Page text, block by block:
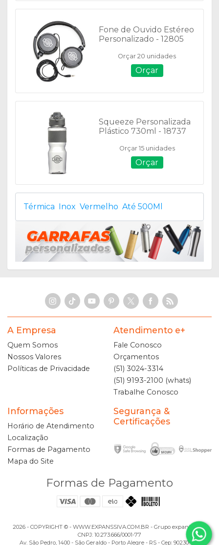
Fone de Ouvido Estéreo
Personalizado - 12805
Orçar 20 unidades
Orçar
Squeeze Personalizada
Plástico 730ml - 18737
Orçar 15 unidades
Orçar
Térmica Inox Vermelho Até 500Ml
A Empresa
Quem Somos
Nossos Valores
Políticas de Privacidade
Atendimento e+
Fale Conosco
Orçamentos
(51) 3024-3314
(51) 9193-2100 (whats)
Trabalhe Conosco
Informações
Horário de Atendimento
Localização
Formas de Pagamento
Mapa do Site
Segurança &
Certificações
Formas de Pagamento
2026 - COPYRIGHT ©️ - WWW.EXPANSSIVA.COM.BR - Grupo expanSSiva -
CNPJ: 10.273.666/0001-77
Av. São Pedro, 1400 - São Geraldo - Porto Alegre - RS - Cep: 90230-122